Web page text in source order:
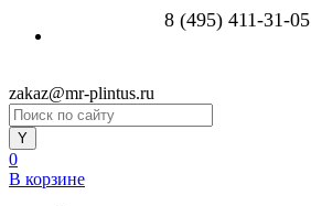
8 (495) 411-31-05
zakaz@mr-plintus.ru
0
В корзине